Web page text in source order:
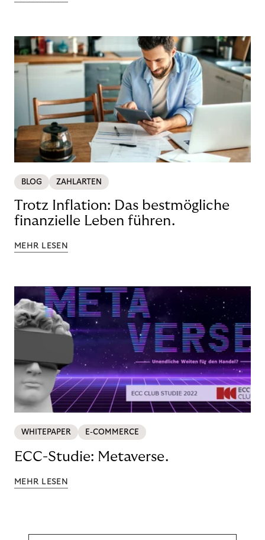
BLOG ZAHLARTEN
Trotz Inflation: Das bestmögliche
finanzielle Leben führen.
MEHR LESEN
WHITEPAPER E-COMMERCE
ECC-Studie: Metaverse.
MEHR LESEN